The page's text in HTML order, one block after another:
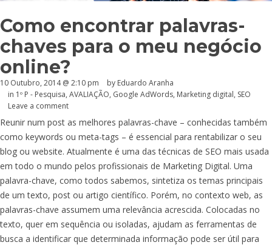
Como encontrar palavras-
chaves para o meu negócio
online?
10 Outubro, 2014 @ 2:10 pm by Eduardo Aranha
in 1º P - Pesquisa, AVALIAÇÃO, Google AdWords, Marketing digital, SEO
Leave a comment
Reunir num post as melhores palavras-chave – conhecidas também
como keywords ou meta-tags – é essencial para rentabilizar o seu
blog ou website. Atualmente é uma das técnicas de SEO mais usada
em todo o mundo pelos profissionais de Marketing Digital. Uma
palavra-chave, como todos sabemos, sintetiza os temas principais
de um texto, post ou artigo científico. Porém, no contexto web, as
palavras-chave assumem uma relevância acrescida. Colocadas no
texto, quer em sequência ou isoladas, ajudam as ferramentas de
busca a identificar que determinada informação pode ser útil para